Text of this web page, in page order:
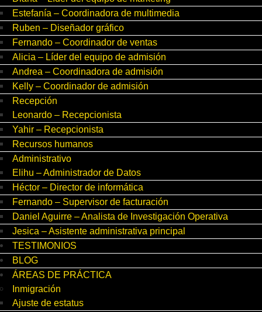
Estefanía – Coordinadora de multimedia
Ruben – Diseñador gráfico
Fernando – Coordinador de ventas
Alicia – Líder del equipo de admisión
Andrea – Coordinadora de admisión
Kelly – Coordinador de admisión
Recepción
Leonardo – Recepcionista
Yahir – Recepcionista
Recursos humanos
Administrativo
Elihu – Administrador de Datos
Héctor – Director de informática
Fernando – Supervisor de facturación
Daniel Aguirre – Analista de Investigación Operativa
Jesica – Asistente administrativa principal
TESTIMONIOS
BLOG
ÁREAS DE PRÁCTICA
Inmigración
Ajuste de estatus